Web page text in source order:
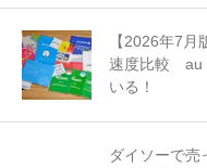
【2026年7
速度比較 au
いる！
ダイソーで売